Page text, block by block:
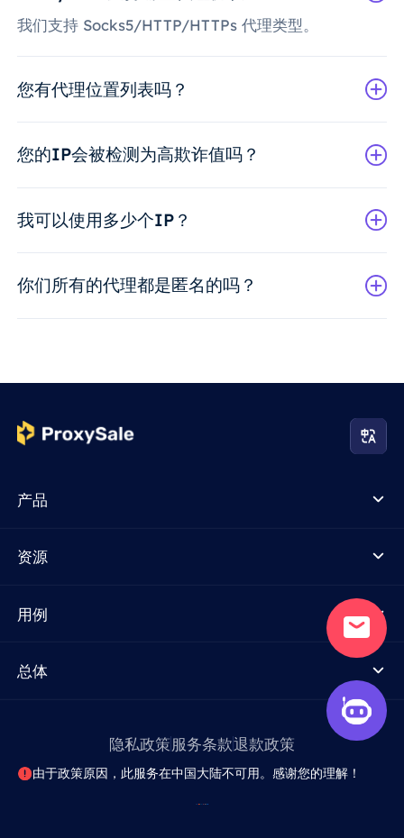
我们支持 Socks5/HTTP/HTTPs 代理类型。
您有代理位置列表吗？
您的IP会被检测为高欺诈值吗？
我可以使用多少个IP？
你们所有的代理都是匿名的吗？
产品
资源
用例
总体
隐私政策服务条款退款政策
由于政策原因，此服务在中国大陆不可用。感谢您的理解！